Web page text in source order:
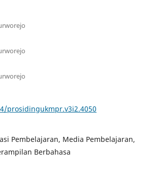
prosidingukmpr.v3i2.4050
Pembelajaran, Media Pembelajaran,
Berbahasa